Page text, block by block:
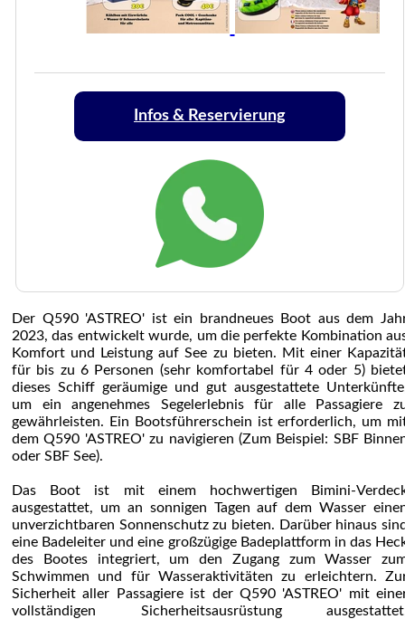
Infos & Reservierung
Der Q590 'ASTREO' ist ein brandneues Boot aus dem
2023, das entwickelt wurde, um die perfekte Kombination
Komfort und Leistung auf See zu bieten. Mit einer
für bis zu 6 Personen (sehr komfortabel für 4 oder 5)
dieses Schiff geräumige und gut ausgestattete
um ein angenehmes Segelerlebnis für alle Passagiere
gewährleisten. Ein Bootsführerschein ist erforderlich, um
dem Q590 'ASTREO' zu navigieren (Zum Beispiel: SBF
oder SBF See).
Das Boot ist mit einem hochwertigen Bimini-
ausgestattet, um an sonnigen Tagen auf dem Wasser
unverzichtbaren Sonnenschutz zu bieten. Darüber hinaus
eine Badeleiter und eine großzügige Badeplattform in das
des Bootes integriert, um den Zugang zum Wasser
Schwimmen und für Wasseraktivitäten zu erleichtern.
Sicherheit aller Passagiere ist der Q590 'ASTREO' mit
vollständigen Sicherheitsausrüstung